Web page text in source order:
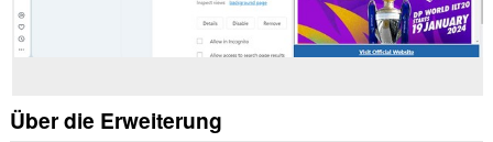
Über die Erweiterung